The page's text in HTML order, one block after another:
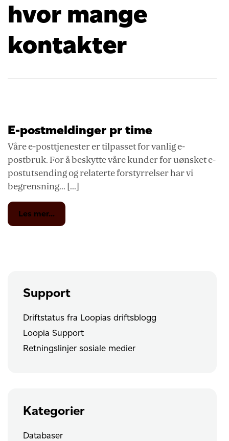
hvor mange
kontakter
E-postmeldinger pr time
Våre e-posttjenester er tilpasset for vanlig e-
postbruk. For å beskytte våre kunder for uønsket e-
postutsending og relaterte forstyrrelser har vi
begrensning... [...]
Les mer...
E-
Support
Driftstatus fra Loopias driftsblogg
Loopia Support
Retningslinjer sosiale medier
Kategorier
Databaser